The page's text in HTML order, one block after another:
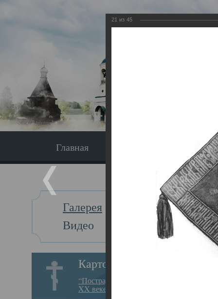
Главная
Галерея
Видео
Картотека
“Пострадавшие за веру в
XX веке на Севере”
Главная
21 из 45